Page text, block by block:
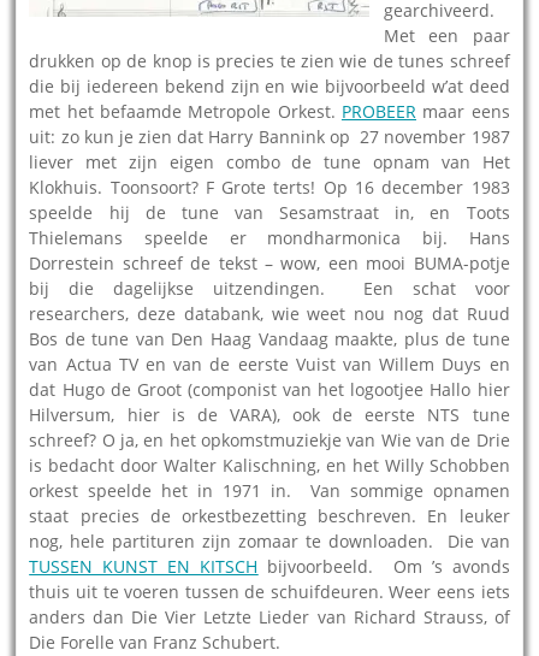
gearchiveerd.
Met een paar
drukken op de knop is precies te zien wie de tunes schreef
die bij iedereen bekend zijn en wie bijvoorbeeld w’at deed
met het befaamde Metropole Orkest. PROBEERmaar eens
uit: zo kun je zien dat Harry Bannink op 27 november 1987
liever met zijn eigen combo de tune opnam van Het
Klokhuis. Toonsoort? F Grote terts! Op 16 december 1983
speelde hij de tune van Sesamstraat in, en Toots
Thielemans speelde er mondharmonica bij. Hans
Dorrestein schreef de tekst – wow, een mooi BUMA-potje
bij die dagelijkse uitzendingen. Een schat voor
researchers, deze databank, wie weet nou nog dat Ruud
Bos de tune van Den Haag Vandaag maakte, plus de tune
van Actua TV en van de eerste Vuist van Willem Duys en
dat Hugo de Groot (componist van het logootjee Hallo hier
Hilversum, hier is de VARA), ook de eerste NTS tune
schreef? O ja, en het opkomstmuziekje van Wie van de Drie
is bedacht door Walter Kalischning, en het Willy Schobben
orkest speelde het in 1971 in. Van sommige opnamen
staat precies de orkestbezetting beschreven. En leuker
nog, hele partituren zijn zomaar te downloaden. Die van
TUSSEN KUNST EN KITSCH bijvoorbeeld. Om ’s avonds
thuis uit te voeren tussen de schuifdeuren. Weer eens iets
anders dan Die Vier Letzte Lieder van Richard Strauss, of
Die Forelle van Franz Schubert.